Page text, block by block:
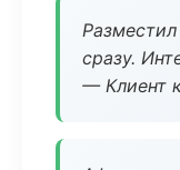
сразу.
— Клиент